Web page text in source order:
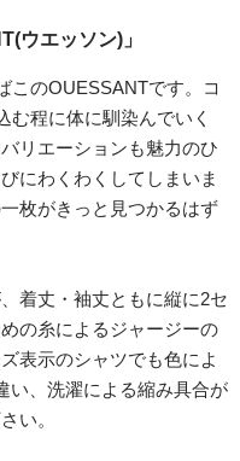
ウエッソン)」
このOUESSANTです。コ
む程に体に馴染んでいく
リエーションも魅力のひ
にわくわくしてしまいま
枚がきっと見つかるはず
着丈・袖丈ともに縦に2セ
の糸によるジャージーの
表示のシャツでも色によ
い、洗濯による縮み具合が
い。